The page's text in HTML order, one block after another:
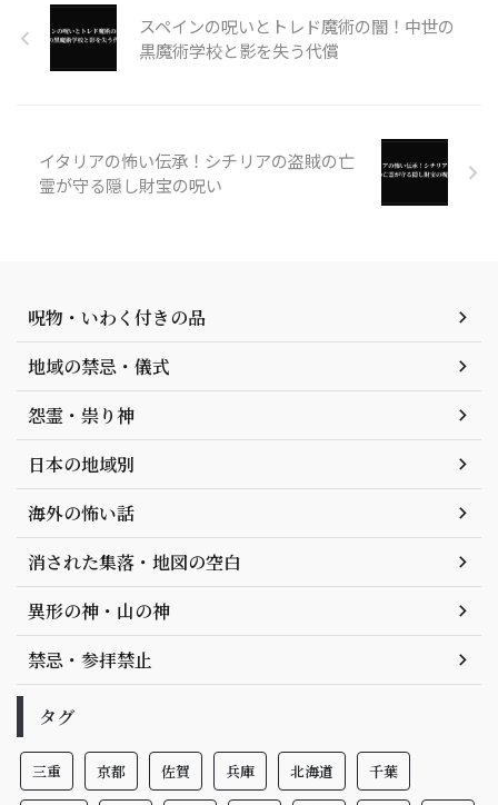
スペインの呪いとトレド魔術の闇！中世の
黒魔術学校と影を失う代償
イタリアの怖い伝承！シチリアの盗賊の亡
霊が守る隠し財宝の呪い
呪物・いわく付きの品
地域の禁忌・儀式
怨霊・祟り神
日本の地域別
海外の怖い話
消された集落・地図の空白
異形の神・山の神
禁忌・参拝禁止
タグ
三重 京都 佐賀 兵庫 北海道 千葉